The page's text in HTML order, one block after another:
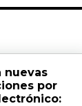
nuevas
por